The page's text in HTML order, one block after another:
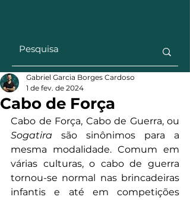
Cabo de Força
Gabriel Garcia Borges Cardoso
1 de fev. de 2024
Sogatira são sinônimos para a
mesma modalidade. Comum em
várias culturas, o cabo de guerra
tornou-se normal nas brincadeiras
infantis e até em competições